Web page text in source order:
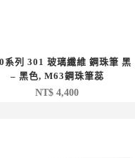
系列 301 玻璃纖維 鋼珠筆 黑
– 黑色, M63鋼珠筆蕊
NT$ 4,400